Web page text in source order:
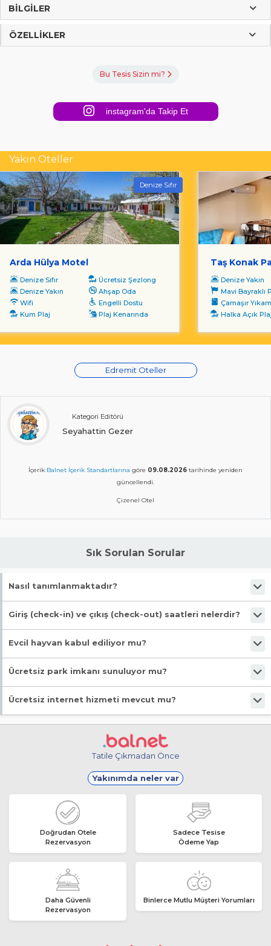
BILGILER
ÖZELLIKLER
Bu Tesis Sizin mi?
instagram'da Takip Et
Yakın Oteller
Denize Sıfır
Arda Hülya Motel
Denize Sıfır
Ücretsiz Şezlong
Denize Yakın
Ahşap Oda
Wifi
Engelli Dostu
Kum Plaj
Plaj Kenarında
Taş Konak
Denize Yakın
Mavi Bayraklı
Çamaşır
Halka Açık
Edremit Oteller
Kategori Editörü
Seyahattin Gezer
İçerik Balnet İçerik Standartlarına göre 09.08.2026 tarihinde yeniden
güncellendi.
Çizenel Otel
Sık Sorulan Sorular
Nasıl tanımlanmaktadır?
Tesis Otel statüsündedir. Öne çıkan özellikleri "Özel Plaj, Markete
Giriş (check-in) ve çıkış (check-out) saatleri nelerdir?
Giriş en erken 13:00, çıkış en geç 12:00 saatindedir.
Evcil hayvan kabul ediliyor mu?
Evet, evcil hayvan kabul ediliyor.
Ücretsiz park imkanı sunuluyor mu?
Malesef, ücretsiz park imkanı bulunmuyor!
Ücretsiz internet hizmeti mevcut mu?
Malesef, ücretsiz internet hizmeti bulunmuyor!
Tatile Çıkmadan Önce
Yakınımda neler var
Doğrudan Otele
Rezervasyon
Sadece Tesise
Ödeme Yap
Daha Güvenli
Rezervasyon
Binlerce Mutlu Müşteri Yorumları